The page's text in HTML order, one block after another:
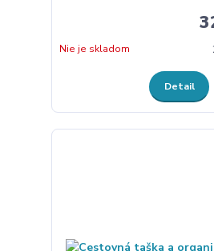
Nie je skladom
Detail